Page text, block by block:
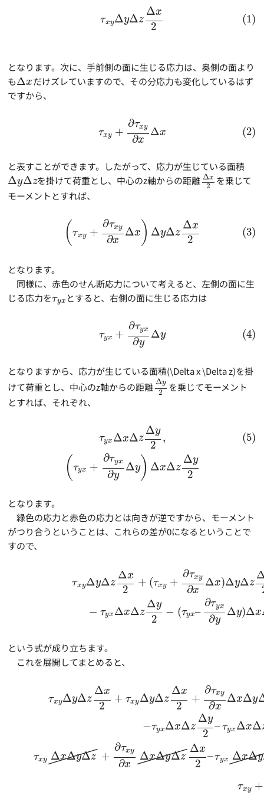
τxyΔyΔz
Δx
2
(1)
となります。次に、手前側の面に生じる応力は、奥側の面より
もΔxだけズレていますので、その分応力も変化しているはず
ですから、
τxy +
∂τxy
∂x
Δx (2)
と表すことができます。したがって、応力が生じている面積
ΔyΔzを掛けて荷重とし、中心のz軸からの距離 Δx
2
を乗じて
モーメントとすれば、
(τxy +
∂τxy
∂x
Δx ) ΔyΔz
Δx
2
(3)
となります。
同様に、赤色のせん断応力について考えると、左側の面に生
じる応力をτyx とすると、右側の面に生じる応力は
τyx +
∂τyx
∂y
Δy (4)
となりますから、応力が生じている面積(\Delta x \Delta z)を掛
けて荷重とし、中心のz軸からの距離 Δy
2
を乗じてモーメント
とすれば、それぞれ、
τyx ΔxΔz
Δy
2
,
(τyx +
∂τyx
∂y
Δy) ΔxΔz
Δy
2
(5)
となります。
緑色の応力と赤色の応力とは向きが逆ですから、モーメント
がつり合うということは、これらの差が0になるということで
すので、
τxyΔyΔz
Δx
2
+ (τxy +
∂τxy
∂x
Δx)ΔyΔz
− τyx ΔxΔz
Δy
2
− (τyx–
∂τyx
∂y
Δy)Δx
という式が成り立ちます。
これを展開してまとめると、
τxyΔyΔz
Δx
2
+ τxyΔyΔz
Δx
2
+
∂τxy
∂x
ΔxΔy
−τyxΔxΔz
Δy
2
–τyx ΔxΔ
τxy ΔxΔyΔz +
∂τxy
∂x
ΔxΔyΔz
Δx
2
–τyx ΔxΔy
τxy +